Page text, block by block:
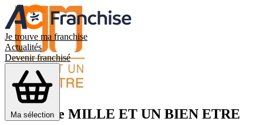
Je trouve ma franchise
Actualités
Devenir franchisé
Ma sélection
Franchise MILLE ET UN BIEN ETRE